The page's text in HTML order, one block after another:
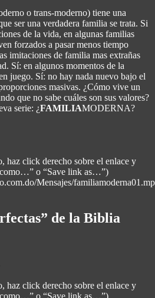
Moderna?
o trans-moderno) tiene una
ser una verdadera familia se trata. Si
de la vida, en algunas familias
forzados a pasar menos tiempo
imitaciones de familia mas extrañas
Sí: en algunos momentos de la
juego. Sí: no hay nada nuevo bajo el
masivas. ¿Cómo vive un
que no sabe cuáles son sus valores?
serie: ¿FAMILIAMODERNA?
haz click derecho sobre el enlace y
como…” o “Save link as…”)
Mensajes/
de la Biblia
haz click derecho sobre el enlace y
como…” o “Save link as…”)